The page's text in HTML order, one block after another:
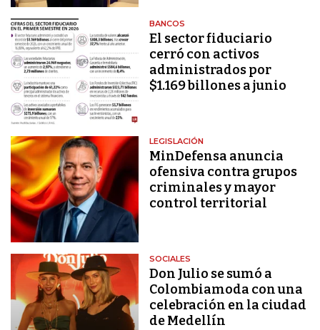
BANCOS
El sector fiduciario
cerró con activos
administrados por
$1.169 billones a junio
LEGISLACIÓN
MinDefensa anuncia
ofensiva contra grupos
criminales y mayor
control territorial
SOCIALES
Don Julio se sumó a
Colombiamoda con una
celebración en la ciudad
de Medellín